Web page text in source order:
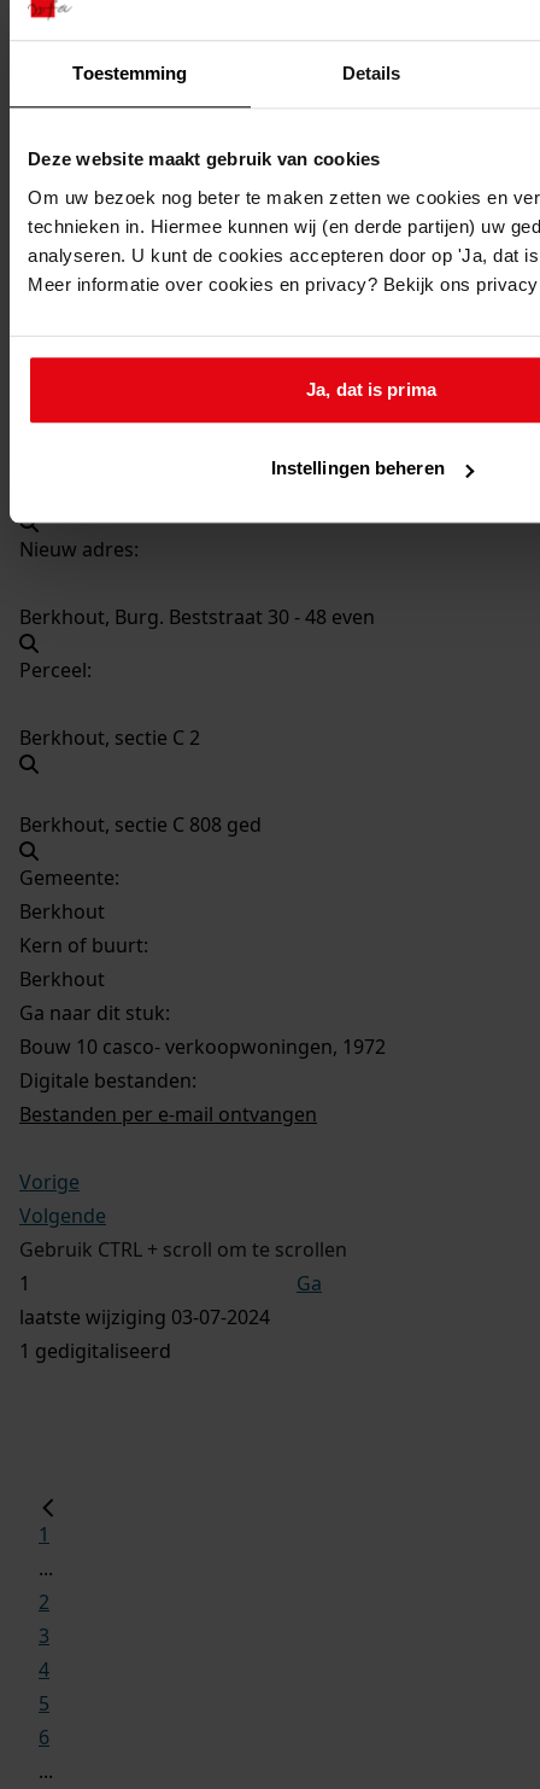
Toestemming Details
Deze website maakt gebruik van cookies
Om uw bezoek nog beter te maken zetten we cookies en
technieken in. Hiermee kunnen wij (en derde partijen) uw
analyseren. U kunt de cookies accepteren door op 'Ja, dat
Meer informatie over cookies en privacy? Bekijk ons
Ja, dat is prima
Instellingen beheren
Berkhout, Burgemeerster Beststraat 38
Berkhout, Burgemeerster Beststraat 40
Berkhout, Burgemeerster Beststraat 42
Berkhout, Burgemeerster Beststraat 46
Nieuw adres:
Berkhout, Burg. Beststraat 30 - 48 even
Perceel:
Berkhout, sectie C 2
Berkhout, sectie C 808 ged
Gemeente:
Berkhout
Kern of buurt:
Berkhout
Ga naar dit stuk:
Bouw 10 casco- verkoopwoningen, 1972
Digitale bestanden:
Bestanden per e-mail ontvangen
Vorige
Volgende
Gebruik CTRL + scroll om te scrollen
Ga
laatste wijziging 03-07-2024
1 gedigitaliseerd
1
...
2
3
4
5
6
...